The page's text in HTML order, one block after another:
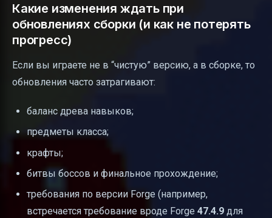
Какие изменения ждать при
обновлениях сборки (и как не потерять
прогресс)
Если вы играете не в “чистую” версию, а в сборке, то
обновления часто затрагивают:
баланс древа навыков;
предметы класса;
крафты;
битвы боссов и финальное прохождение;
требования по версии Forge (например,
встречается требование вроде Forge 47.4.9 для